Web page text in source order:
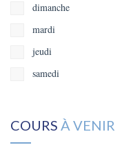
dimanche
mardi
jeudi
samedi
COURS À VENIR